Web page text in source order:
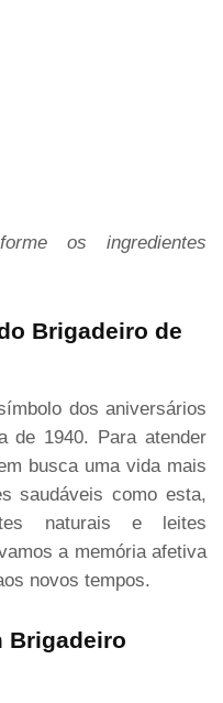
os ingredientes
Brigadeiro de
dos aniversários
de 1940. Para atender
busca uma vida mais
saudáveis como esta,
naturais e leites
a memória afetiva
novos tempos.
Brigadeiro